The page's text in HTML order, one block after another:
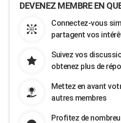
DEVENEZ MEMBRE EN
Connectez-vous
partagent vos
Suivez vos
obtenez plus de
Mettez en avant
autres membres
Profitez de